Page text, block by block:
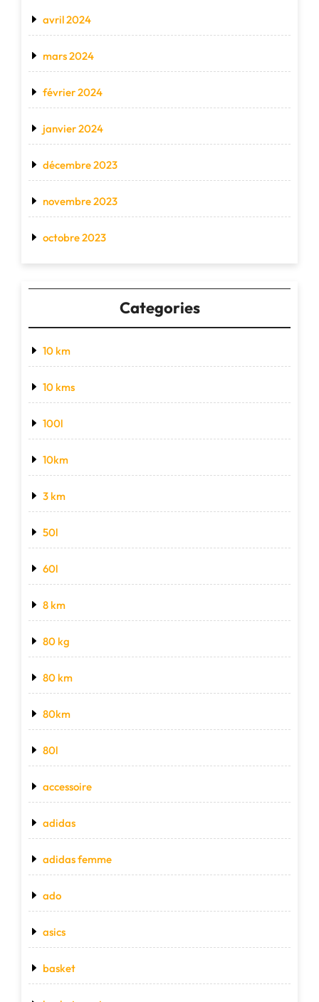
avril 2024
mars 2024
février 2024
janvier 2024
décembre 2023
novembre 2023
octobre 2023
Categories
10 km
10 kms
100l
10km
3 km
50l
60l
8 km
80 kg
80 km
80km
80l
accessoire
adidas
adidas femme
ado
asics
basket